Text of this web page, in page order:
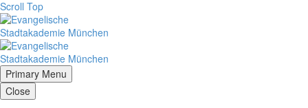
Scroll Top
Primary Menu
Close